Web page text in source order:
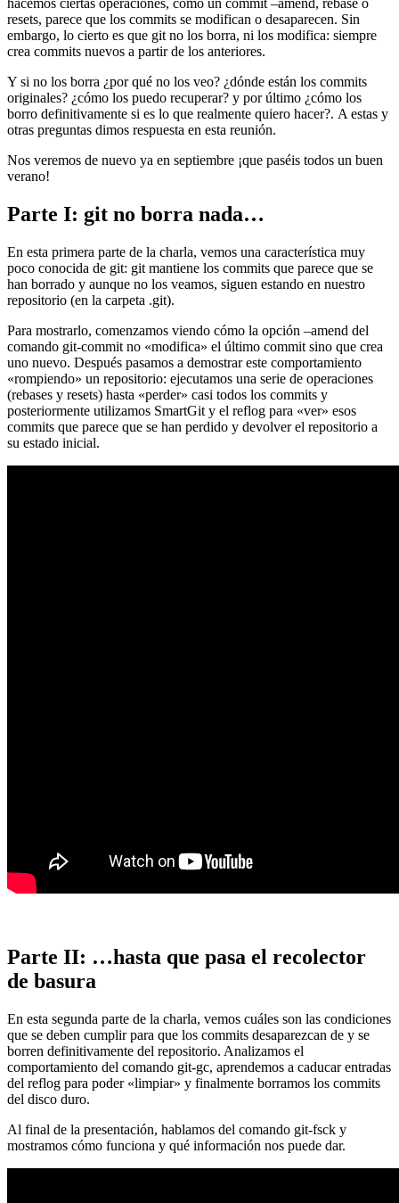
hacemos ciertas operaciones, como un commit –amend, rebase o
resets, parece que los commits se modifican o desaparecen. Sin
embargo, lo cierto es que git no los borra, ni los modifica: siempre
crea commits nuevos a partir de los anteriores.
Y si no los borra ¿por qué no los veo? ¿dónde están los commits
originales? ¿cómo los puedo recuperar? y por último ¿cómo los
borro definitivamente si es lo que realmente quiero hacer?. A estas y
otras preguntas dimos respuesta en esta reunión.
Nos veremos de nuevo ya en septiembre ¡que paséis todos un buen
verano!
Parte I: git no borra nada…
En esta primera parte de la charla, vemos una característica muy
poco conocida de git: git mantiene los commits que parece que se
han borrado y aunque no los veamos, siguen estando en nuestro
repositorio (en la carpeta .git).
Para mostrarlo, comenzamos viendo cómo la opción –amend del
comando git-commit no «modifica» el último commit sino que crea
uno nuevo. Después pasamos a demostrar este comportamiento
«rompiendo» un repositorio: ejecutamos una serie de operaciones
(rebases y resets) hasta «perder» casi todos los commits y
posteriormente utilizamos SmartGit y el reflog para «ver» esos
commits que parece que se han perdido y devolver el repositorio a
su estado inicial.
Parte II: …hasta que pasa el recolector
de basura
En esta segunda parte de la charla, vemos cuáles son las condiciones
que se deben cumplir para que los commits desaparezcan de y se
borren definitivamente del repositorio. Analizamos el
comportamiento del comando git-gc, aprendemos a caducar entradas
del reflog para poder «limpiar» y finalmente borramos los commits
del disco duro.
Al final de la presentación, hablamos del comando git-fsck y
mostramos cómo funciona y qué información nos puede dar.